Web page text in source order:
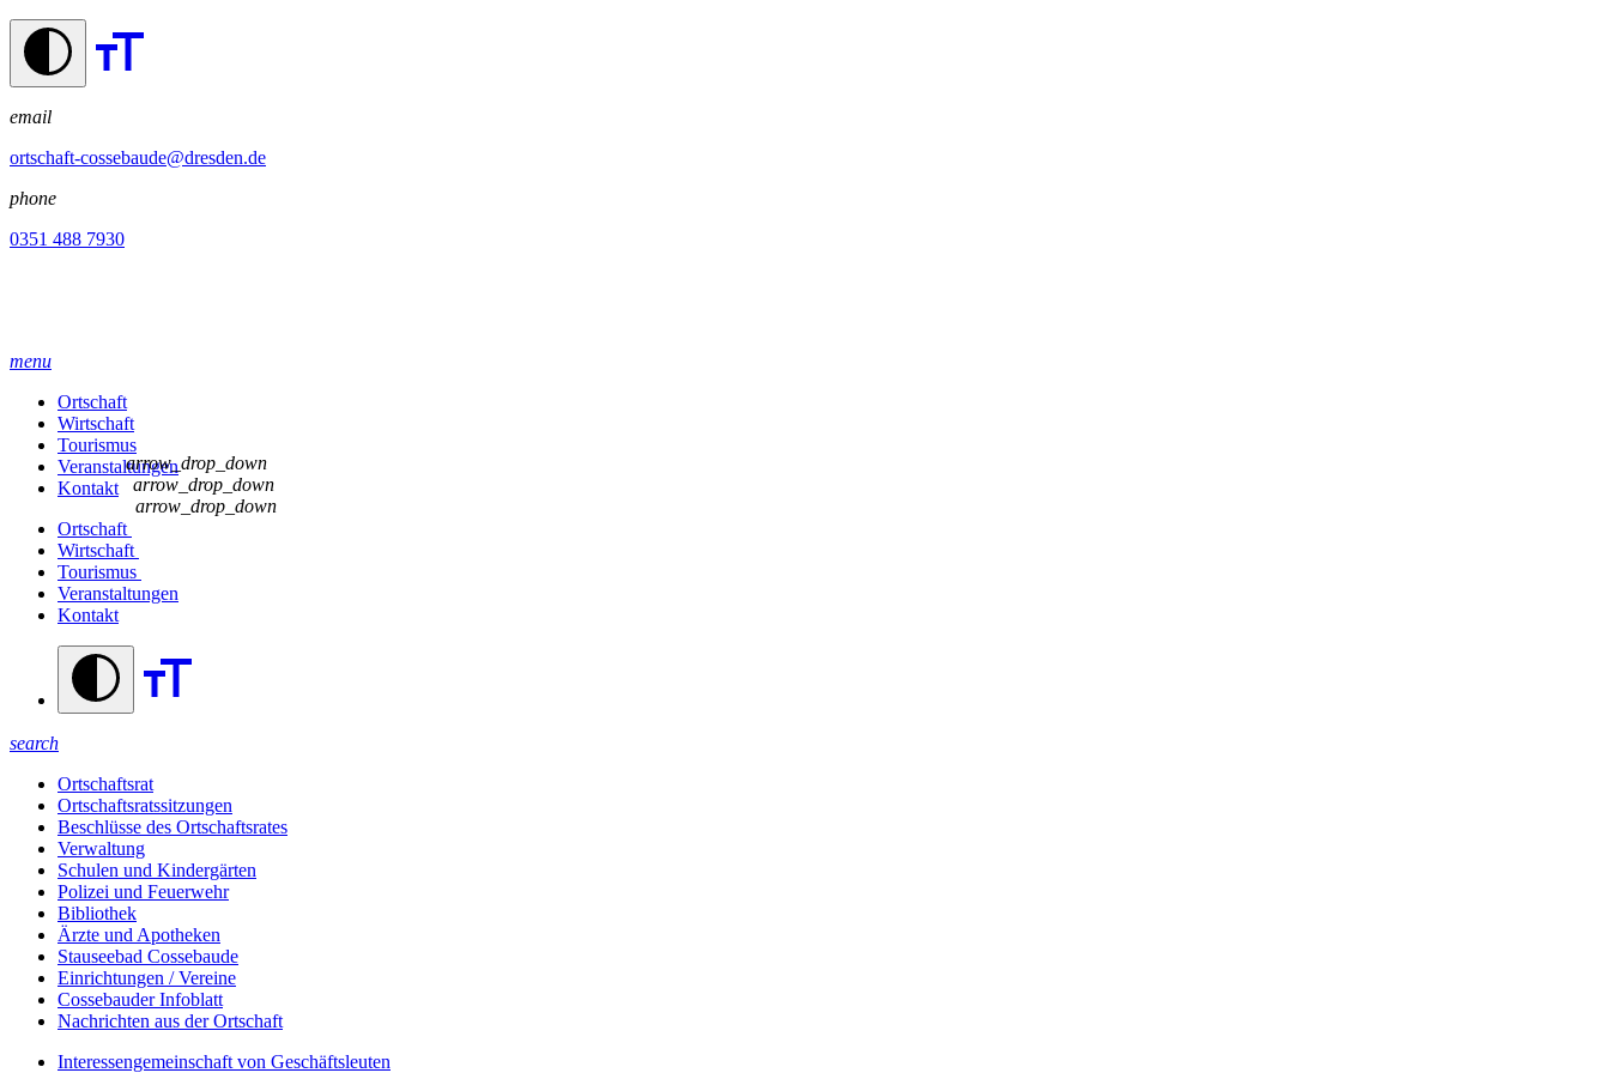
email
ortschaft-cossebaude@dresden.de
phone
0351 488 7930
menu
Ortschaft
Wirtschaft
Tourismus
Veranstaltungen
Kontakt
Ortschaft
arrow_drop_down
Wirtschaft
arrow_drop_down
Tourismus
arrow_drop_down
Veranstaltungen
Kontakt
search
Ortschaftsrat
Ortschaftsratssitzungen
Beschlüsse des Ortschaftsrates
Verwaltung
Schulen und Kindergärten
Polizei und Feuerwehr
Bibliothek
Ärzte und Apotheken
Stauseebad Cossebaude
Einrichtungen / Vereine
Cossebauder Infoblatt
Nachrichten aus der Ortschaft
Interessengemeinschaft von Geschäftsleuten